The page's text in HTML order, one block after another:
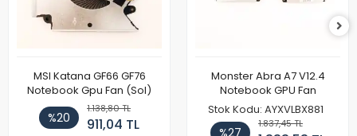
MSI Katana GF66 GF76
Notebook Gpu Fan (Sol)
%20
1.138,80 TL
911,04 TL
Monster Abra A7 V12.4
Notebook GPU Fan
Stok Kodu: AYXVLBX881
%27
1.837,45 TL